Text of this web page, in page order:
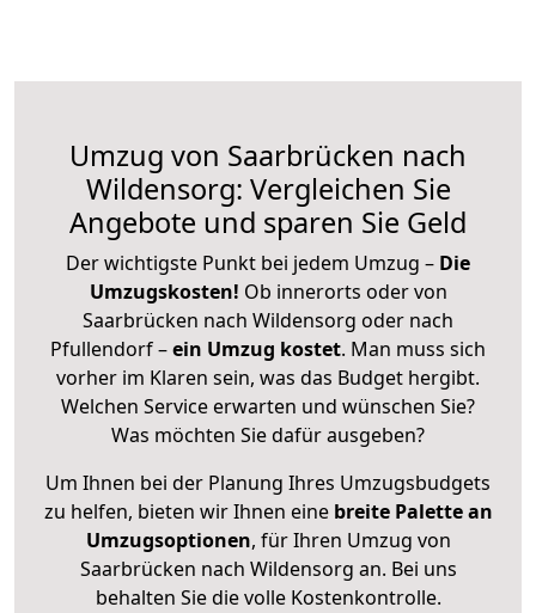
Umzug von Saarbrücken nach
Wildensorg: Vergleichen Sie
Angebote und sparen Sie Geld
Der wichtigste Punkt bei jedem Umzug – Die
Umzugskosten! Ob innerorts oder von
Saarbrücken nach Wildensorg oder nach
Pfullendorf –ein Umzug kostet. Man muss sich
vorher im Klaren sein, was das Budget hergibt.
Welchen Service erwarten und wünschen Sie?
Was möchten Sie dafür ausgeben?
Um Ihnen bei der Planung Ihres Umzugsbudgets
zu helfen, bieten wir Ihnen eine breite Palette an
Umzugsoptionen, für Ihren Umzug von
Saarbrücken nach Wildensorg an. Bei uns
behalten Sie die volle Kostenkontrolle.